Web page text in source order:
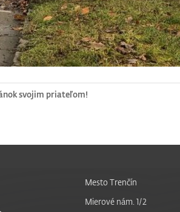
svojim priateľom!
Mesto Trenčín
Mierové nám. 1/2